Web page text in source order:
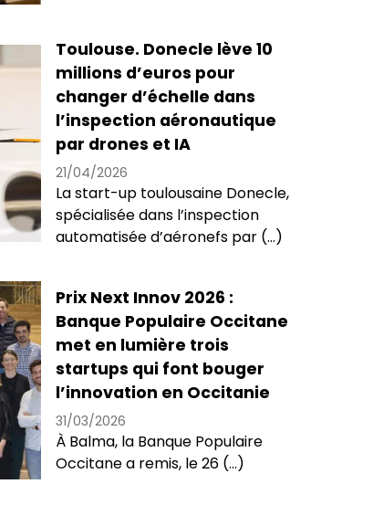
Toulouse. Donecle lève 10
millions d’euros pour
changer d’échelle dans
l’inspection aéronautique
par drones et IA
21/04/2026
La start-up toulousaine Donecle,
spécialisée dans l’inspection
automatisée d’aéronefs par (...)
Prix Next Innov 2026 :
Banque Populaire Occitane
met en lumière trois
startups qui font bouger
l’innovation en Occitanie
31/03/2026
À Balma, la Banque Populaire
Occitane a remis, le 26 (...)